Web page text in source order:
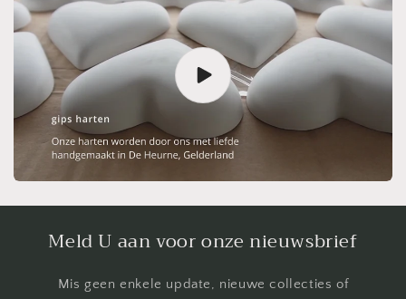
Meld U aan voor onze nieuwsbrief
Mis geen enkele update, nieuwe collecties of